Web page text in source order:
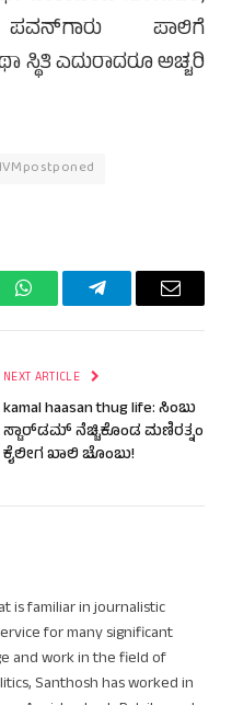
ಪಾಲಿಗೆ
ಸ್ಥಿತಿ ಎದುರಾದರೂ ಅಚ್ಚರಿ
WhatsAppTelegramEmail
NEXT ARTICLE
kamal haasan thug life: ಸಿಂಬು
ಸ್ಟಾರ್‌ಡಮ್ ನೆಚ್ಚಿಕೊಂಡ ಮಣಿರತ್ನಂ
ಕೈಲೀಗ ಖಾಲಿ ಚೊಂಬು!
is familiar in journalistic
for many significant
and work in the field of
Santhosh has worked in